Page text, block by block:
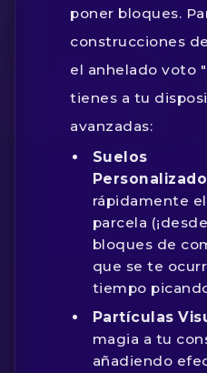
poner bloques.
construcciones
el anhelado voto
tienes a tu
avanzadas:
Suelos
rápidamente
parcela
bloques de
que se te
tiempo
Partículas
magia a tu
añadiendo